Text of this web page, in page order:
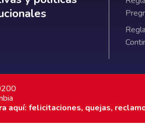
aquí: felicitaciones, quejas,